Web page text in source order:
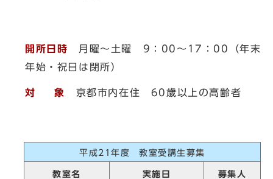
開所日時 月曜～土曜 9：00～17：00（年末
年始・祝日は閉所）
対 象 京都市内在住 60歳以上の高齢者
平成21年度 教室受講生募集
教室名 実施日
募集人